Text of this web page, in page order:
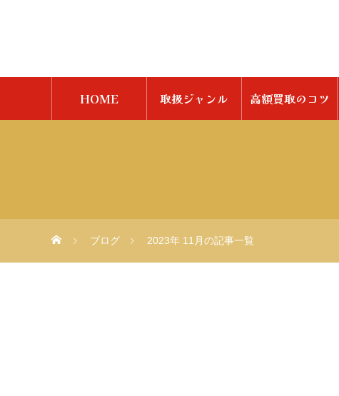
HOME 取扱ジャンル 高額買取のコツ
ブログ 2023年 11月の記事一覧